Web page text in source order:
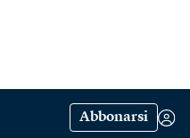
Abbonarsi